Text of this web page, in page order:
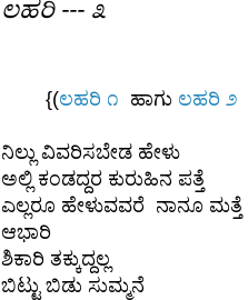
ಲಹರಿ --- ೩
{(ಲಹರಿ ೧ ಹಾಗು ಲಹರಿ ೨
ನಿಲ್ಲು ವಿವರಿಸಬೇಡ ಹೇಳು
ಅಲ್ಲಿ ಕಂಡದ್ದರ ಕುರುಹಿನ ಪತ್ತೆ
ಎಲ್ಲರೂ ಹೇಳುವವರೆ ನಾನೂ ಮತ್ತೆ
ಆಭಾರಿ
ಶಿಕಾರಿ ತಕ್ಕುದ್ದಲ್ಲ
ಬಿಟ್ಟು ಬಿಡು ಸುಮ್ಮನೆ